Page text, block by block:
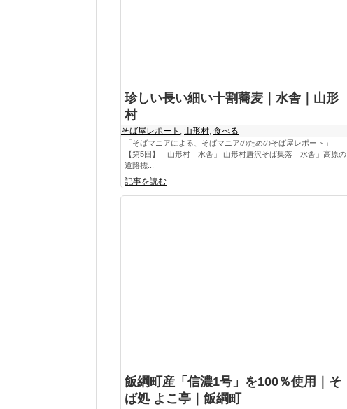
珍しい長い細い十割蕎麦｜水舎｜山形
村
そば屋レポート , 山形村, 食べる
「そばマニアによる、そばマニアのためのそば屋レポート」
【第5回】「山形村 水舎」 山形村唐沢そば集落「水舎」高原の
道路標...
記事を読む
飯綱町産「信濃1号」を100％使用｜そ
ば処 よこ亭｜飯綱町